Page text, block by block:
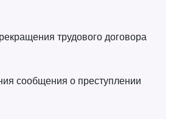
трудового договора
сообщения о преступлении